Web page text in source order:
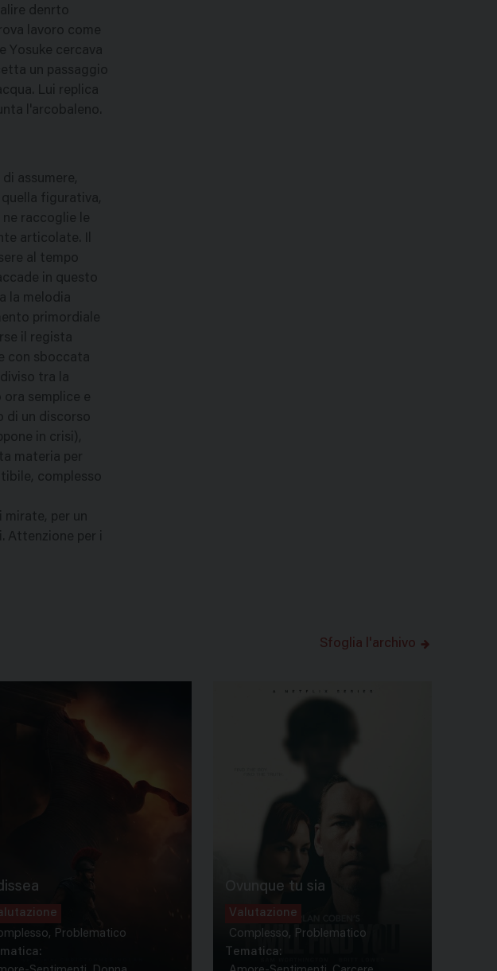
denrto
lavoro come
Yosuke cercava
un passaggio
Lui replica
l'arcobaleno.
assumere,
figurativa,
ne raccoglie le
articolate. Il
al tempo
in questo
la melodia
primordiale
il regista
con sboccata
tra la
semplice e
di un discorso
in crisi),
materia per
complesso
mirate, per un
Attenzione per i
Sfoglia l'archivo
Problematico
Ovunque tu sia
Valutazione
Complesso, Problematico
Tematica: